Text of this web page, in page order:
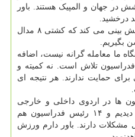
در جهان و المپیک هستند. باور
درخشید.
وی اظهار داشت: دبیر روزی را پیش بینی می کند که کشتی ۸ مدال
بگیریم.
ما معامله گرانه نیست، اضافه
تلاش است. نه کمیته و
حمایت ندارند. هر نتیجه ای
ها در اردوی داخلی و خارجی
هستند. کشتی را امروز جداگانه دیدیم و ۱۴ رئیس فدراسیون هم
دارند. باور دارم ورزش